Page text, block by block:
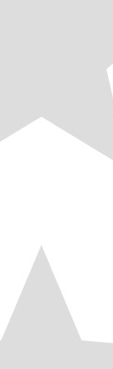
đăng bài tự động